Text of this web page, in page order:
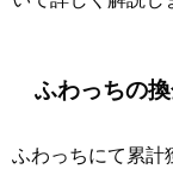
ふわっちの
ふわっちにて累